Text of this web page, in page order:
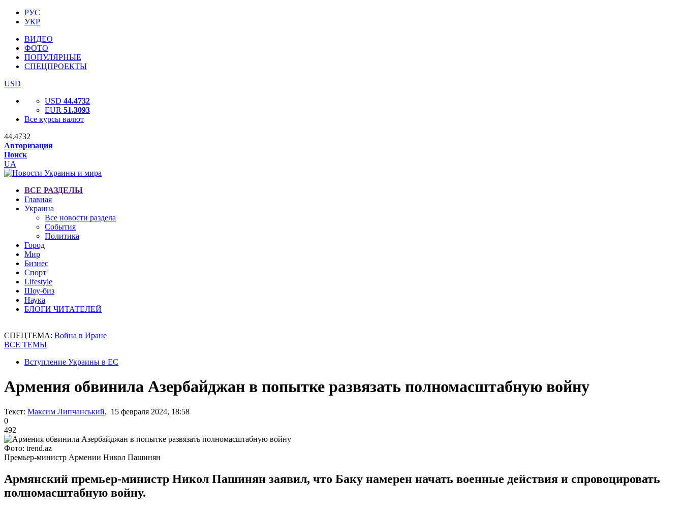
РУС
УКР
ВИДЕО
ФОТО
ПОПУЛЯРНЫЕ
СПЕЦПРОЕКТЫ
USD
USD 44.4732
EUR 51.3093
Все курсы валют
44.4732
Авторизация
Поиск
UA
ВСЕ РАЗДЕЛЫ
Главная
Украина
Все новости раздела
События
Политика
Город
Мир
Бизнес
Спорт
Lifestyle
Шоу-биз
Наука
БЛОГИ ЧИТАТЕЛЕЙ
СПЕЦТЕМА: Война в Иране
ВСЕ ТЕМЫ
Вступление Украины в ЕС
Армения обвинила Азербайджан в попытке развязать полномасштабную войну
Текст: Максим Липчанський, 15 февраля 2024, 18:58
0
492
Фото: trend.az
Премьер-министр Армении Никол Пашинян
Армянский премьер-министр Никол Пашинян заявил, что Баку намерен начать военные действия и спровоцировать
полномасштабную войну.